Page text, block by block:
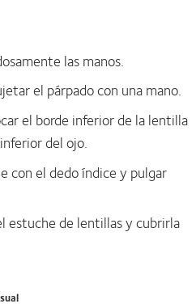
las manos.
el párpado con una mano.
el borde inferior de la lentilla
del ojo.
con el dedo índice y pulgar
estuche de lentillas y cubrirla